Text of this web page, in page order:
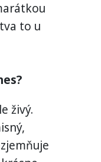
to u
živý.